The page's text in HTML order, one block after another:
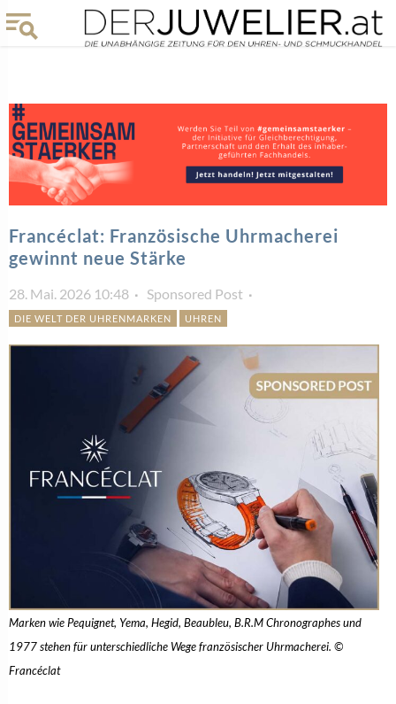
Francéclat: Französische Uhrmacherei
gewinnt neue Stärke
28. Mai. 2026 10:48 Sponsored Post
DIE WELT DER UHRENMARKEN UHREN
Marken wie Pequignet, Yema, Hegid, Beaubleu, B.R.M Chronographes und
1977 stehen für unterschiedliche Wege französischer Uhrmacherei. ©
Francéclat